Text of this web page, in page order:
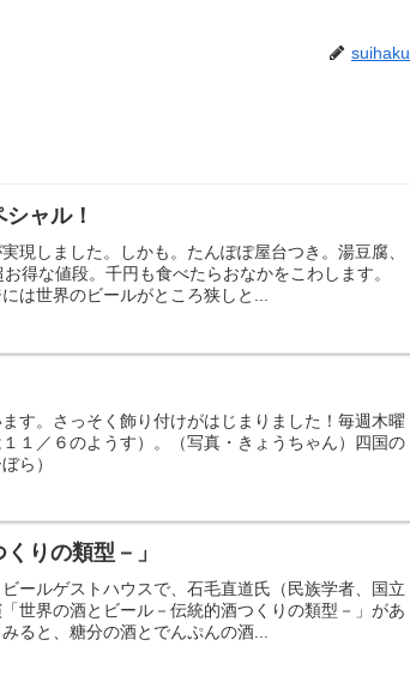
suihaku
ャル！
現しました。しかも。たんぽぽ屋台つき。湯豆腐、
得な値段。千円も食べたらおなかをこわします。
は世界のビールがところ狭しと...
す。さっそく飾り付けがはじまりました！毎週木曜
１／６のようす）。（写真・きょうちゃん）四国の
ら）
りの類型－」
ールゲストハウスで、石毛直道氏（民族学者、国立
世界の酒とビール－伝統的酒つくりの類型－」があ
ると、糖分の酒とでんぷんの酒...